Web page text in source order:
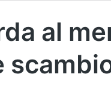
al